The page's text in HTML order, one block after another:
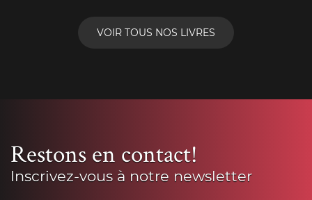
VOIR TOUS NOS LIVRES
Restons en contact!
Inscrivez-vous à notre newsletter